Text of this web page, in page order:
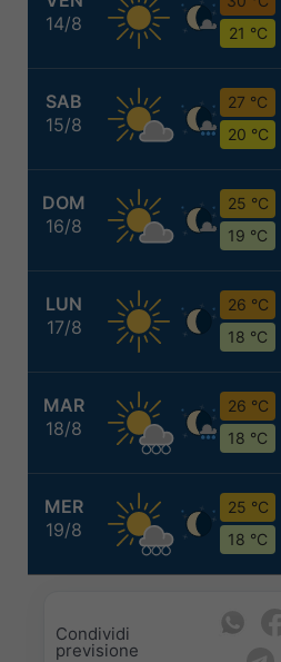
14/8
21 °C
SAB
15/8
27 °C
20 °C
DOM
16/8
25 °C
19 °C
LUN
17/8
26 °C
18 °C
MAR
18/8
26 °C
18 °C
MER
19/8
25 °C
18 °C
Condividi
previsione